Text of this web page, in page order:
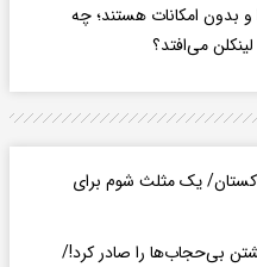
و بدون امکانات هستند؛ چه
لینکلن می‌افتد؟
یک مثلث شوم برای
بی‌حجاب‌ها را صادر کرد!/